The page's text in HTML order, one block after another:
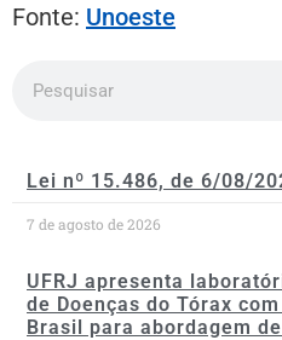
Fonte: Unoeste
Lei nº 15.486, de 6/08/
7 de agosto de 2026
UFRJ apresenta
de Doenças do Tórax
Brasil para abordagem